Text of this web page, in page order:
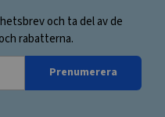
och ta del av de
rabatterna.
Prenumerera